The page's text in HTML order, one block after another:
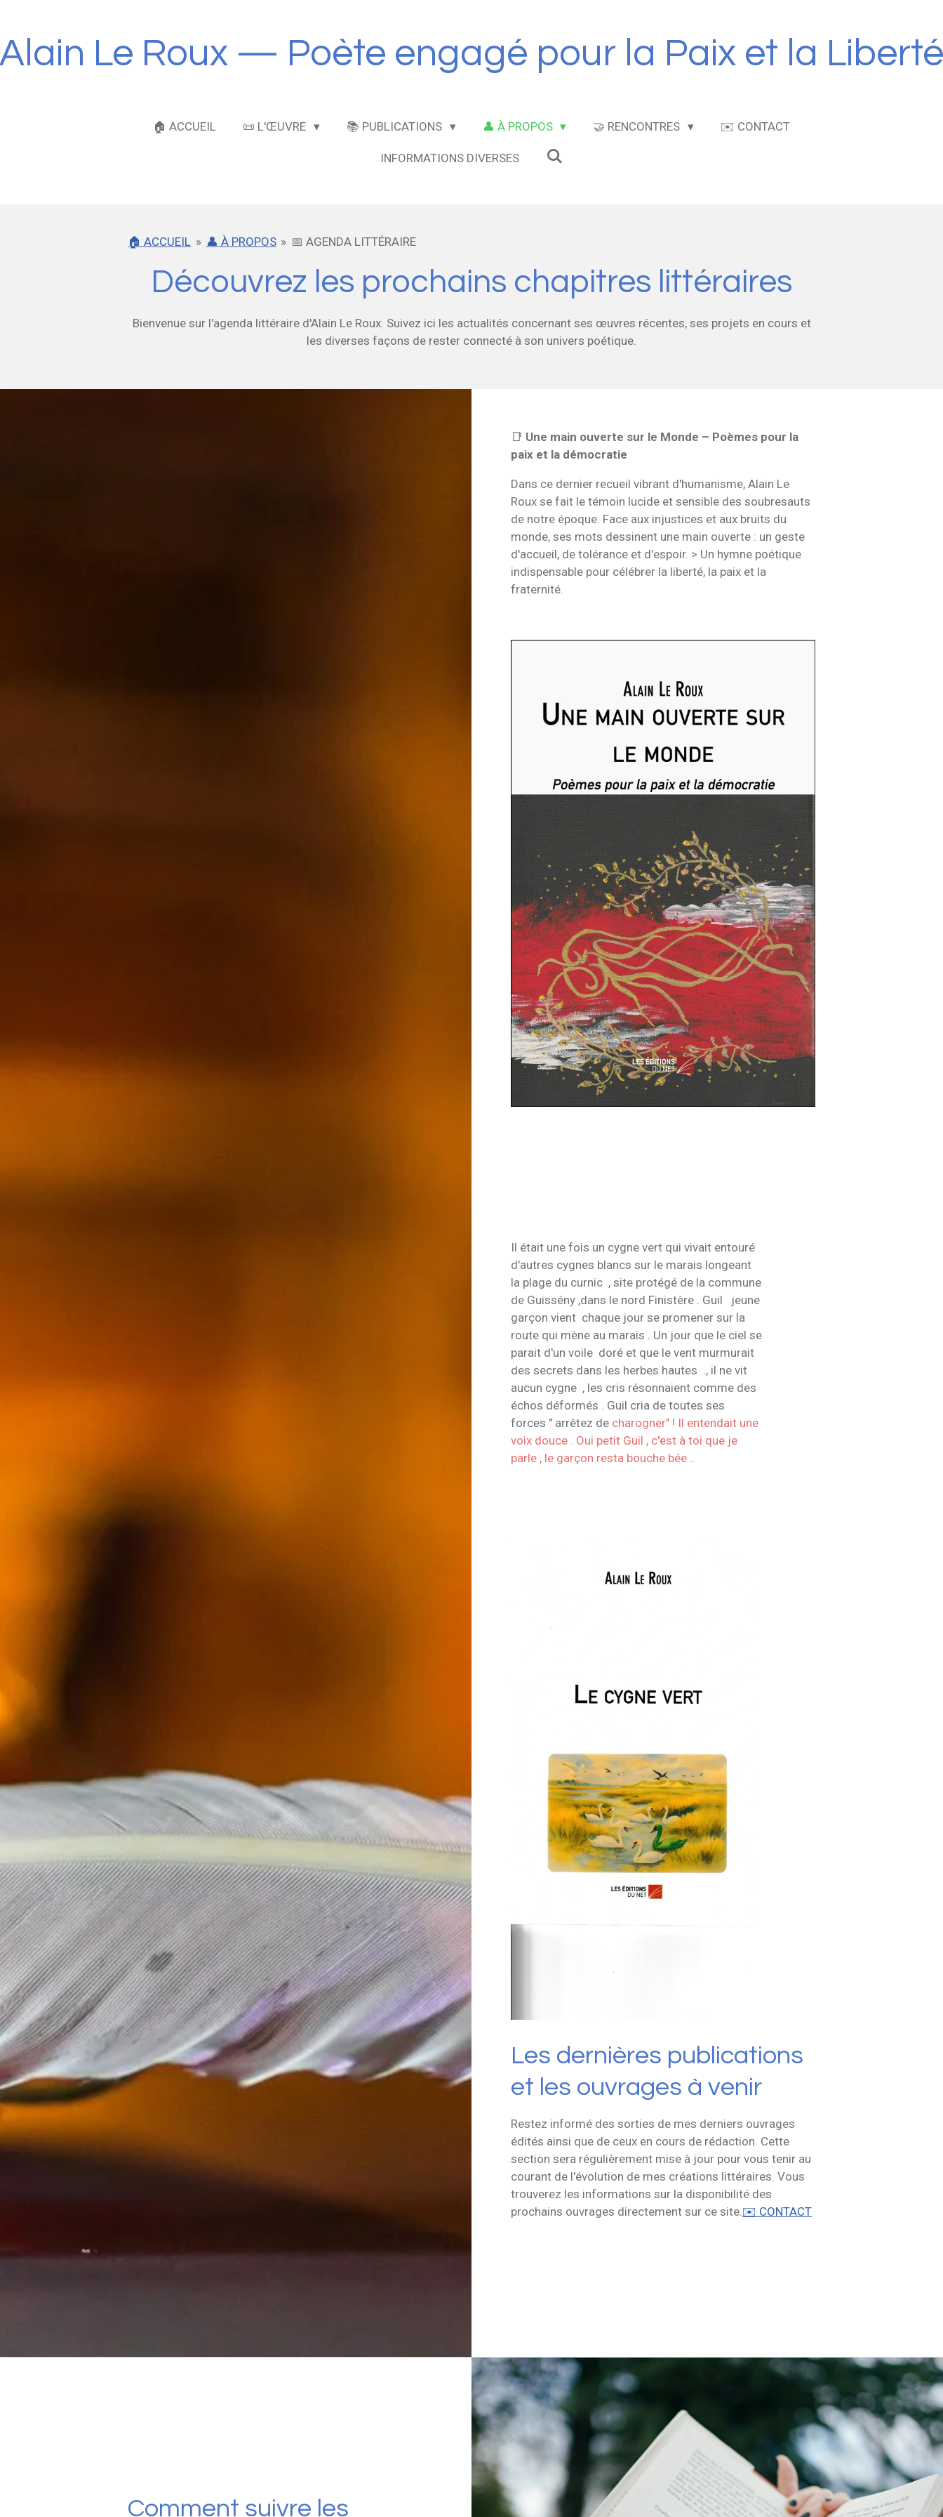
contenu
principal
Alain Le Roux — Poète engagé pour la Paix et la Liberté
🏠 ACCUEIL 📜 L'ŒUVRE 📚 PUBLICATIONS 👤 À PROPOS 🤝 RENCONTRES ✉️ CONTACT
INFORMATIONS DIVERSES
🏠 ACCUEIL » 👤 À PROPOS » 📅 AGENDA LITTÉRAIRE
Découvrez les prochains chapitres littéraires
Bienvenue sur l'agenda littéraire d'Alain Le Roux. Suivez ici les actualités concernant ses œuvres récentes, ses projets en cours et
les diverses façons de rester connecté à son univers poétique.
📑 Une main ouverte sur le Monde – Poèmes pour la
paix et la démocratie
Dans ce dernier recueil vibrant d'humanisme, Alain Le
Roux se fait le témoin lucide et sensible des soubresauts
de notre époque. Face aux injustices et aux bruits du
monde, ses mots dessinent une main ouverte : un geste
d'accueil, de tolérance et d'espoir. > Un hymne poétique
indispensable pour célébrer la liberté, la paix et la
fraternité.
Il était une fois un cygne vert qui vivait entouré
d'autres cygnes blancs sur le marais longeant
la plage du curnic , site protégé de la commune
de Guissény ,dans le nord Finistère . Guil jeune
garçon vient chaque jour se promener sur la
route qui mène au marais . Un jour que le ciel se
parait d'un voile doré et que le vent murmurait
des secrets dans les herbes hautes ., il ne vit
aucun cygne , les cris résonnaient comme des
échos déformés . Guil cria de toutes ses
forces " arrêtez de charogner" ! Il entendait une
voix douce . Oui petit Guil , c'est à toi que je
parle , le garçon resta bouche bée ..
Les dernières publications
et les ouvrages à venir
Restez informé des sorties de mes derniers ouvrages
édités ainsi que de ceux en cours de rédaction. Cette
section sera régulièrement mise à jour pour vous tenir au
courant de l'évolution de mes créations littéraires. Vous
trouverez les informations sur la disponibilité des
prochains ouvrages directement sur ce site.✉️ CONTACT
Comment suivre les